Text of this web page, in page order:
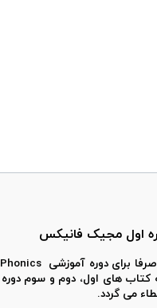
اول مجیک فانیکس
کتاب های اول، دوم و سوم
می گردد.